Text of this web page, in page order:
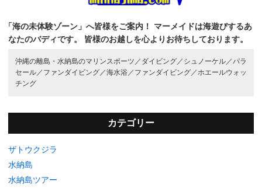
「海の未体験ゾーン」へ皆様をご案内！
マーメイドは海遊びするあ
なたのバディです。
皆様のお越しを心よりお待ちしております。
沖縄の離島・水納島のマリンスポーツ／ ダイビング／ シュノーケル／ パラ
セール／ ファンダイビング／海水浴／ ファンダイビング／ ホエールウォッ
チング
カテゴリー
ザトウクジラ
水納島
水納島ツアー